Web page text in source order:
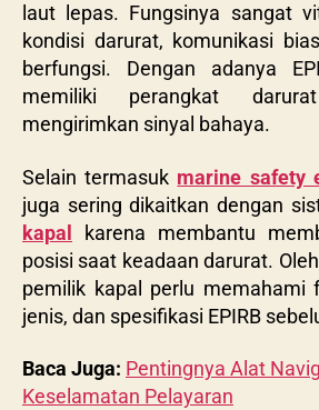
laut lepas. Fungsinya sangat
kondisi darurat, komunikasi
berfungsi. Dengan adanya
memiliki perangkat
mengirimkan sinyal bahaya.
Selain termasuk marine safety
juga sering dikaitkan dengan
kapal karena membantu
posisi saat keadaan darurat.
pemilik kapal perlu memahami
jenis, dan spesifikasi EPIRB
Baca Juga: Pentingnya Alat
Keselamatan Pelayaran